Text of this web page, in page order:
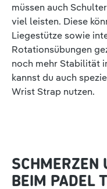
müssen auch
viel leisten. Diese
Liegestütze sowie
Rotationsübungen
noch mehr Stabilität
kannst du auch
Wrist Strap nutzen.
SCHMERZEN
BEIM PADEL